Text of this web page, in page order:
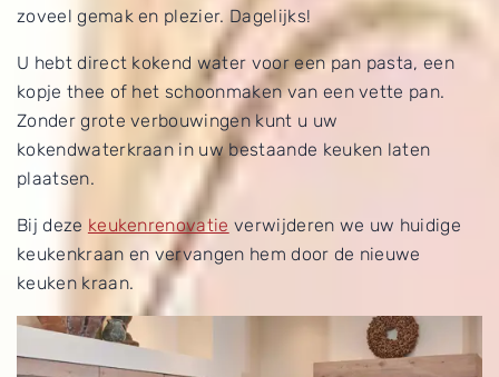
zoveel gemak en plezier. Dagelijks!
U hebt direct kokend water voor een pan pasta, een
kopje thee of het schoonmaken van een vette pan.
Zonder grote verbouwingen kunt u uw
kokendwaterkraan in uw bestaande keuken laten
plaatsen.
Bij deze keukenrenovatie verwijderen we uw huidige
keukenkraan en vervangen hem door de nieuwe
keuken kraan.